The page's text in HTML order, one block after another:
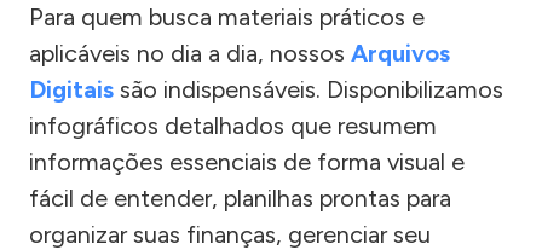
Para quem busca materiais práticos e
aplicáveis no dia a dia, nossos Arquivos
Digitais são indispensáveis. Disponibilizamos
infográficos detalhados que resumem
informações essenciais de forma visual e
fácil de entender, planilhas prontas para
organizar suas finanças, gerenciar seu